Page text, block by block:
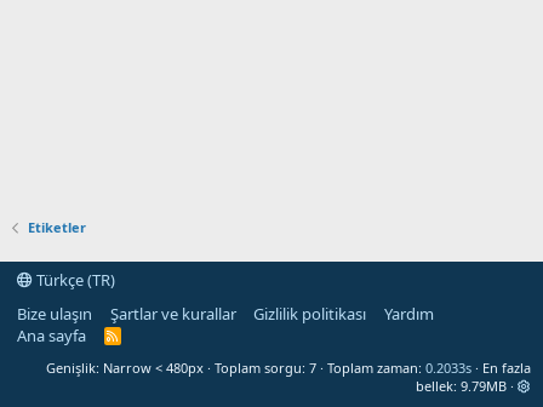
Etiketler
Türkçe (TR)
Bize ulaşın
Şartlar ve kurallar Gizlilik politikası
Yardım
Ana sayfa
R
S
Genişlik Toplam sorgu 7 Toplam zaman 0.2033s
En fazla
bellek 9.79MB